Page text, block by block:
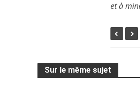
et à
Sur le même sujet